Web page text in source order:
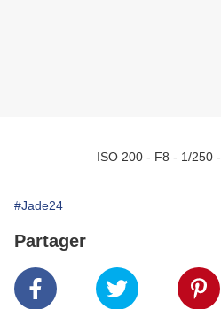
ISO 200 - F8 - 1/250
#Jade24
Partager